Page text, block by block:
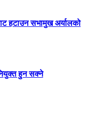
हटाउन सभामुख अर्यालको
हुन सक्ने